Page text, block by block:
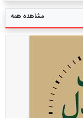
مشاهده همه